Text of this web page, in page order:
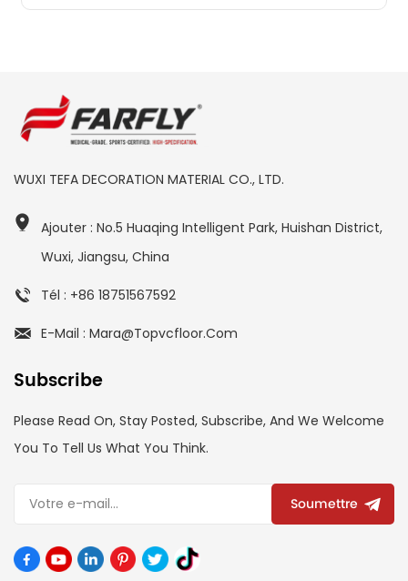
WUXI TEFA DECORATION MATERIAL CO., LTD.
Ajouter : No.5 Huaqing Intelligent Park, Huishan District,
Wuxi, Jiangsu, China
Tél : +86 18751567592
E-Mail : Mara@topvcfloor.com
Subscribe
Please Read On, Stay Posted, Subscribe, And We Welcome
You To Tell Us What You Think.
Soumettre